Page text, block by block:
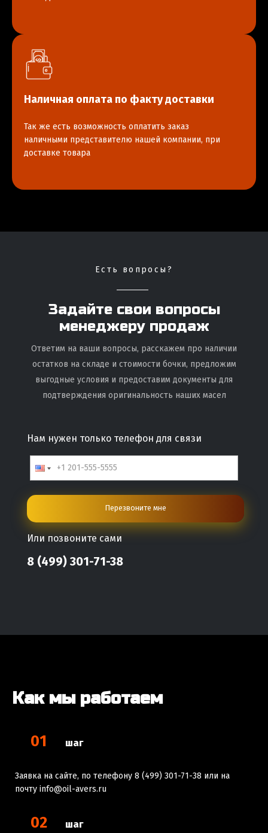
Наличная оплата по факту доставки
Так же есть возможность оплатить заказ
наличными представителю нашей компании, при
доставке товара
Есть вопросы?
Задайте свои вопросы
менеджеру продаж
Ответим на ваши вопросы, расскажем про наличии
остатков на складе и стоимости бочки, предложим
выгодные условия и предоставим документы для
подтверждения оригинальность наших масел
Нам нужен только телефон для связи
Перезвоните мне
Или позвоните сами
8 (499) 301-71-38
Как мы работаем
01 шаг
Заявка на сайте, по телефону 8 (499) 301-71-38 или на
почту info@oil-avers.ru
02 шаг